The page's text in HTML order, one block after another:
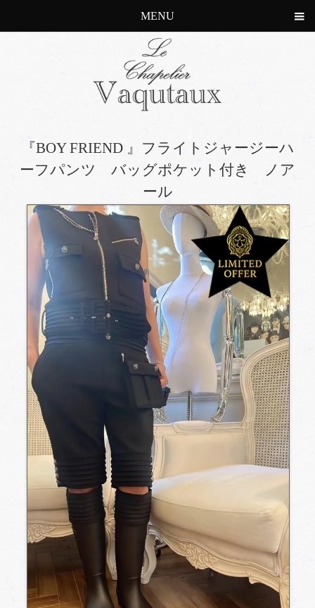
MENU
『BOY FRIEND 』フライトジャージーハ
ーフパンツ バッグポケット付き ノア
ール